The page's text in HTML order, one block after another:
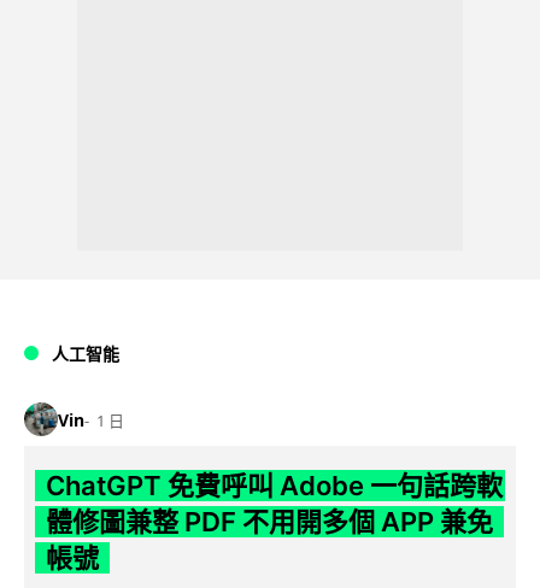
人工智能
Vin 1 日
ChatGPT 免費呼叫 Adobe 一句話跨軟
體修圖兼整 PDF 不用開多個 APP 兼免
帳號